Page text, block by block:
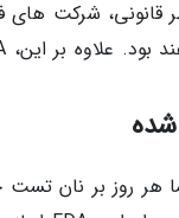
هر روز بر نان